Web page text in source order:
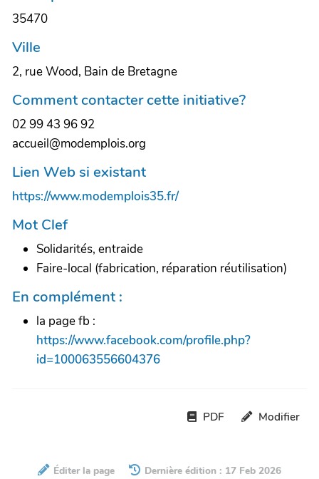
35470
Ville
2, rue Wood, Bain de Bretagne
Comment contacter cette initiative?
02 99 43 96 92
accueil@modemplois.org
Lien Web si existant
https://www.modemplois35.fr/
Mot Clef
Solidarités, entraide
Faire-local (fabrication, réparation réutilisation)
En complément :
la page fb :
https://www.facebook.com/profile.php?
id=100063556604376
PDF Modifier
Éditer la page
Dernière édition : 17 Feb 2026